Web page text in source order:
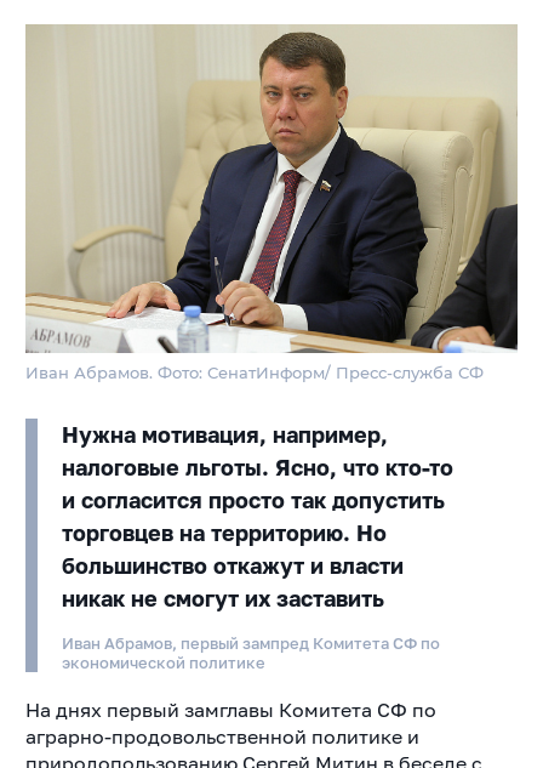
Иван Абрамов. Фото: СенатИнформ/ Пресс-служба СФ
Нужна мотивация, например,
налоговые льготы. Ясно, что кто-то
и согласится просто так допустить
торговцев на территорию. Но
большинство откажут и власти
никак не смогут их заставить
Иван Абрамов, первый зампред Комитета СФ по
экономической политике
На днях первый замглавы Комитета СФ по
аграрно-продовольственной политике и
природопользованию Сергей Митин в беседе с